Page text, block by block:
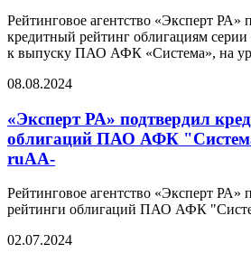
Рейтинговое агентство «Эксперт
кредитный рейтинг облигациям
к выпуску ПАО АФК «Система», на
08.08.2024
«Эксперт РА» подтвердил
облигаций ПАО АФК
ruAA-
Рейтинговое агентство «Эксперт РА»
рейтинги облигаций ПАО АФК
02.07.2024